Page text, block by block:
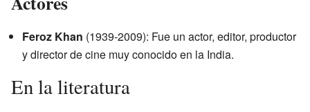
Feroz Khan (1939-2009): Fue un actor, editor, productor
y director de cine muy conocido en la India.
En la literatura